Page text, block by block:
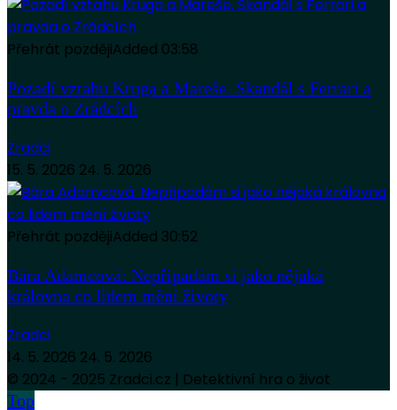
Přehrát pozdějiAdded 03:58
Pozadí vztahu Kruga a Mareše. Skandál s Ferrari a
pravda o Zrádcích
Zradci
15. 5. 2026 24. 5. 2026
Přehrát pozdějiAdded 30:52
Bára Adamcová: Nepřipadám si jako nějaká
královna co lidem mění životy
Zradci
14. 5. 2026 24. 5. 2026
© 2024 - 2025 Zradci.cz | Detektivní hra o život
Top